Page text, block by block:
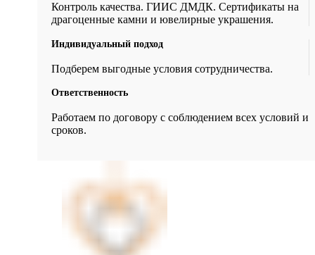
Контроль качества. ГИИС ДМДК. Сертификаты на
драгоценные камни и ювелирные украшения.
Индивидуальный подход
Подберем выгодные условия сотрудничества.
Ответственность
Работаем по договору с соблюдением всех условий и
сроков.